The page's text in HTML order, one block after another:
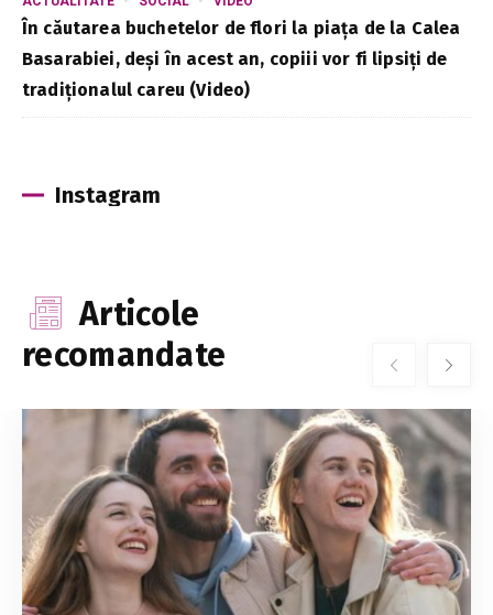
În căutarea buchetelor de flori la piața de la Calea
Basarabiei, deși în acest an, copiii vor fi lipsiți de
tradiționalul careu (Video)
Instagram
Articole
recomandate